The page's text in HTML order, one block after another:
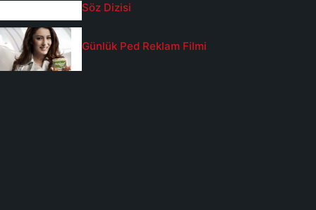
Söz Dizisi
Günlük Ped Reklam Filmi